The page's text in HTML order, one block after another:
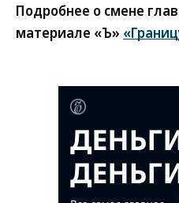
Подробнее о смене
материале «Ъ»